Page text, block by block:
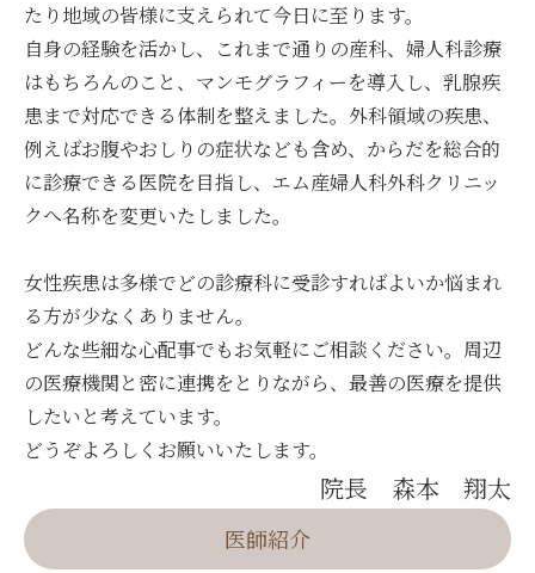
たり地域の皆様に支えられて今日に至ります。
自身の経験を活かし、これまで通りの産科、婦人科診療
はもちろんのこと、 マンモグラフィーを導入し、乳腺疾
患まで対応できる体制を整えました。外科領域の疾患、
例えばお腹やおしりの症状なども含め、からだを総合的
に診療できる医院を目指し、エム産婦人科外科クリニッ
クへ名称を変更いたしました。
女性疾患は多様でどの診療科に受診すればよいか悩まれ
る方が少なくありません。
どんな些細な心配事でもお気軽にご相談ください。周辺
の医療機関と密に連携をとりながら、最善の医療を提供
したいと考えています。
どうぞよろしくお願いいたします。
院長 森本 翔太
医師紹介